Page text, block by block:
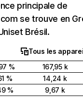
principale de
se trouve en
Brésil.
Tous les
%
167,95 k
%
14,24 k
%
9,67 k